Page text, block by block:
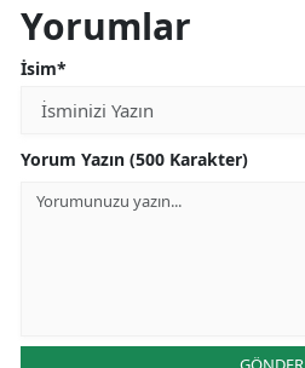
Yorumlar
İsim*
Yorum Yazın (500 Karakter)